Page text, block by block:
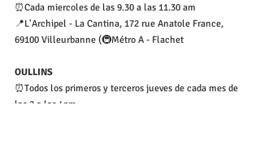
⏰Cada miercoles de las 9.30 a las 11.30 am
📍L'Archipel - La Cantina, 172 rue Anatole France,
69100 Villeurbanne (🚇Métro A - Flachet
OULLINS
⏰Todos los primeros y terceros jueves de cada mes de
las 2 a las 4pm